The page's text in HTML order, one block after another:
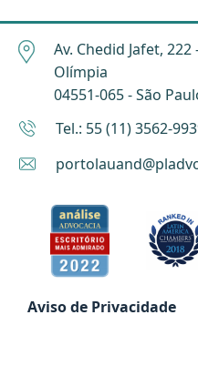
Av. Chedid Jafet,
Olímpia
04551-065 - São
Tel.: 55 (11) 3562-
Aviso de Privacidade